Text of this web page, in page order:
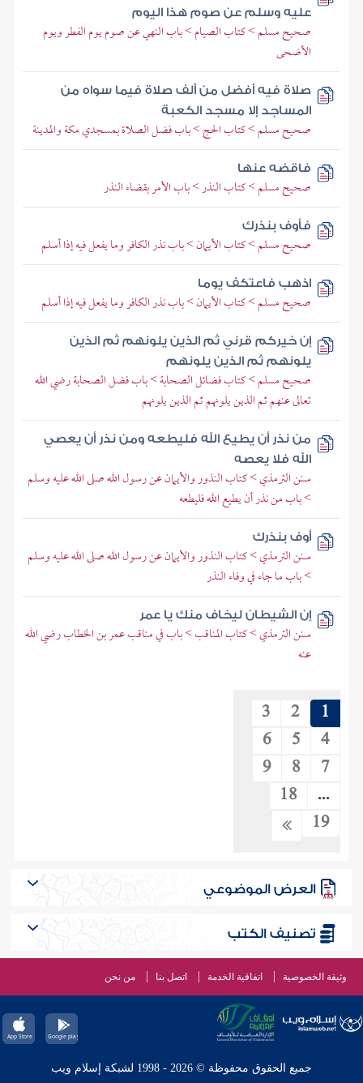
عليه وسلم عن صوم هذا اليوم
صحيح مسلم > كتاب الصيام > باب النهي عن صوم يوم الفطر ويوم
الأضحى
صلاة فيه أفضل من ألف صلاة فيما سواه من
المساجد إلا مسجد الكعبة
صحيح مسلم > كتاب الحج > باب فضل الصلاة بمسجدي مكة والمدينة
فاقضه عنها
صحيح مسلم > كتاب النذر > باب الأمر بقضاء النذر
فأوف بنذرك
صحيح مسلم > كتاب الأيمان > باب نذر الكافر وما يفعل فيه إذا أسلم
اذهب فاعتكف يوما
صحيح مسلم > كتاب الأيمان > باب نذر الكافر وما يفعل فيه إذا أسلم
إن خيركم قرني ثم الذين يلونهم ثم الذين
يلونهم ثم الذين يلونهم
صحيح مسلم > كتاب فضائل الصحابة > باب فضل الصحابة رضي الله
تعالى عنهم ثم الذين يلونهم ثم الذين يلونهم
من نذر أن يطيع الله فليطعه ومن نذر أن يعصي
الله فلا يعصه
سنن الترمذي > كتاب النذور والأيمان عن رسول الله صلى الله عليه وسلم
> باب من نذر أن يطيع الله فليطعه
أوف بنذرك
سنن الترمذي > كتاب النذور والأيمان عن رسول الله صلى الله عليه وسلم
> باب ما جاء في وفاء النذر
إن الشيطان ليخاف منك يا عمر
سنن الترمذي > كتاب المناقب > باب في مناقب عمر بن الخطاب رضي الله
عنه
1
2
3
4
5
6
7
8
9
...
18
19
العرض الموضوعي
تصنيف الكتب
وثيقة الخصوصية اتفاقية الخدمة اتصل بنا من نحن
جميع الحقوق محفوظة © 2026 - 1998 لشبكة إسلام ويب